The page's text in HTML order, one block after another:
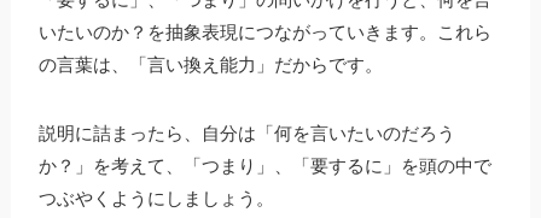
いたいのか？を抽象表現につながっていきます。これら
の言葉は、「言い換え能力」だからです。
説明に詰まったら、自分は「何を言いたいのだろう
か？」を考えて、「つまり」、「要するに」を頭の中で
つぶやくようにしましょう。